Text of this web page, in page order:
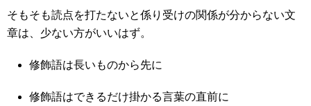
そもそも読点を打たないと係り受けの関係が分からない文
章は、少ない方がいいはず。
修飾語は長いものから先に
修飾語はできるだけ掛かる言葉の直前に